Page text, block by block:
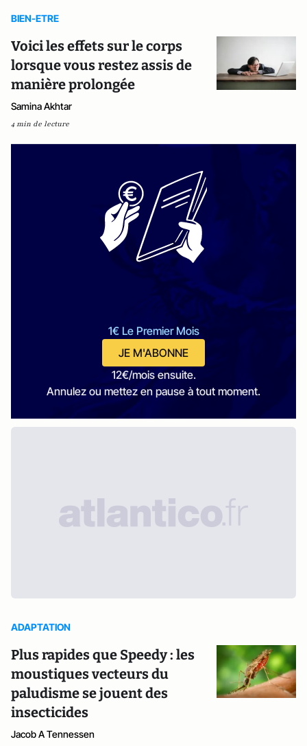
BIEN-ETRE
Voici les effets sur le corps
lorsque vous restez assis de
manière prolongée
Samina Akhtar
4 min de lecture
1€ Le Premier Mois
JE M'ABONNE
12€/mois ensuite.
Annulez ou mettez en pause à tout moment.
ADAPTATION
Plus rapides que Speedy : les
moustiques vecteurs du
paludisme se jouent des
insecticides
Jacob A Tennessen